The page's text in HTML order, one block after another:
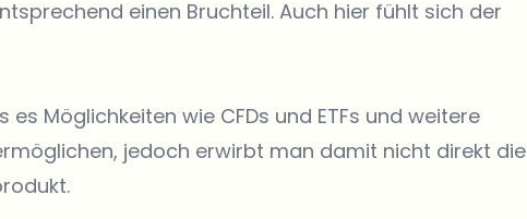
einen Bruchteil. Auch hier fühlt sich der
Möglichkeiten wie CFDs und ETFs und weitere
jedoch erwirbt man damit nicht direkt die